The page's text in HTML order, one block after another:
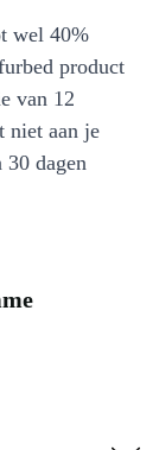
wel 40%
product
van 12
niet aan je
dagen